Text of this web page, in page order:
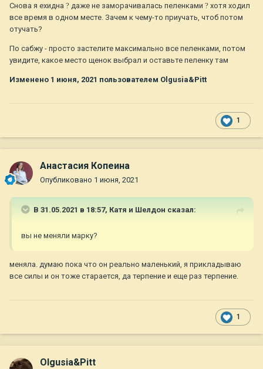
Снова я ехидна ? даже не заморачивалась пеленками ? хотя ходил
все время в одном месте. Зачем к чему-то приучать, чтоб потом
отучать?
По сабжу - просто застелите максимально все пеленками, потом
увидите, какое место щенок выбрал и оставьте пеленку там
Изменено 1 июня, 2021 пользователем Olgusia&Pitt
1
Анастасия Копеина
Опубликовано 1 июня, 2021
В 31.05.2021 в 18:57, Катя и Шелдон сказал:
вы не меняли марку?
меняла. думаю пока что он реально маленький, я прикладываю
все силы и он тоже старается, да терпение и еще раз терпение.
1
Olgusia&Pitt